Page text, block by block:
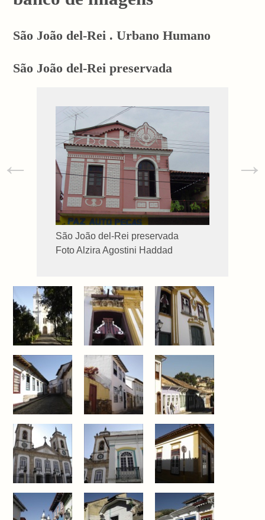
São João del-Rei . Urbano Humano
São João del-Rei preservada
São João del-Rei preservada
Foto Alzira Agostini Haddad
← →